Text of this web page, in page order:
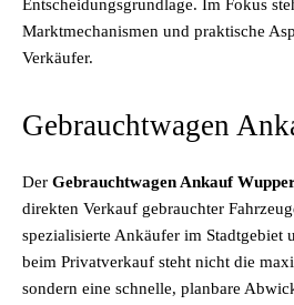
Entscheidungsgrundlage. Im Fokus
Marktmechanismen und praktische
Verkäufer.
Gebrauchtwagen
Der Gebrauchtwagen Ankauf
direkten Verkauf gebrauchter
spezialisierte Ankäufer im Stadtgebiet
beim Privatverkauf steht nicht die
sondern eine schnelle, planbare